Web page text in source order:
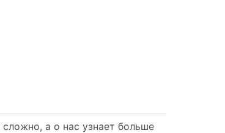
а о нас узнает больше